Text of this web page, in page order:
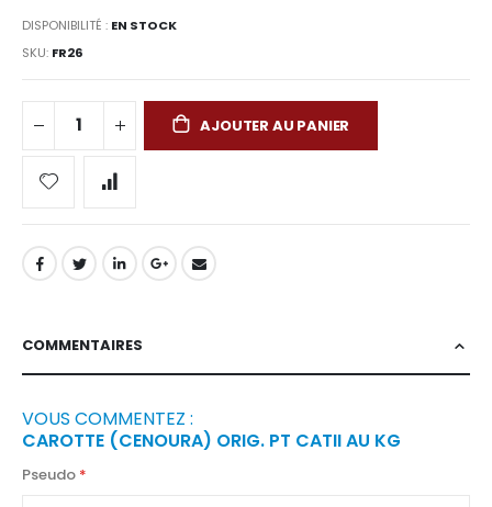
DISPONIBILITÉ : EN STOCK
SKU FR26
AJOUTER AU PANIER
COMMENTAIRES
VOUS COMMENTEZ :
CAROTTE (CENOURA) ORIG. PT CATII AU KG
Pseudo